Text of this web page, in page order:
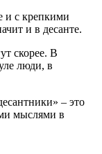
и с крепкими
и в десанте.
скорее. В
люди, в
– это
мыслями в